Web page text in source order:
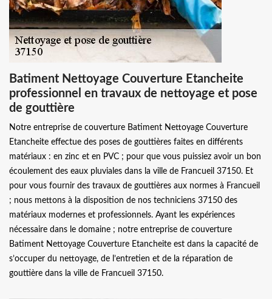
Batiment Nettoyage Couverture Etancheite
professionnel en travaux de nettoyage et pose
de gouttière
Notre entreprise de couverture Batiment Nettoyage Couverture
Etancheite effectue des poses de gouttières faites en différents
matériaux : en zinc et en PVC ; pour que vous puissiez avoir un bon
écoulement des eaux pluviales dans la ville de Francueil 37150. Et
pour vous fournir des travaux de gouttières aux normes à Francueil
; nous mettons à la disposition de nos techniciens 37150 des
matériaux modernes et professionnels. Ayant les expériences
nécessaire dans le domaine ; notre entreprise de couverture
Batiment Nettoyage Couverture Etancheite est dans la capacité de
s’occuper du nettoyage, de l’entretien et de la réparation de
gouttière dans la ville de Francueil 37150.